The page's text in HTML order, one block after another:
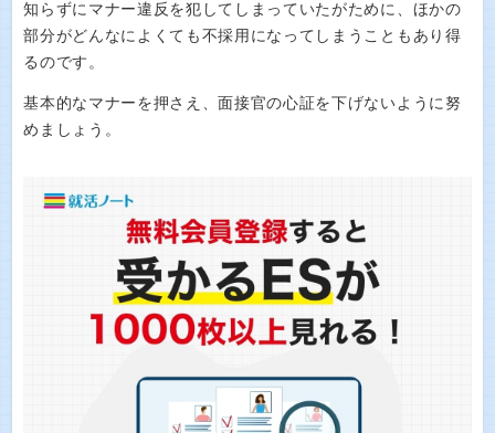
知らずにマナー違反を犯してしまっていたがために、ほかの
部分がどんなによくても不採用になってしまうこともあり得
るのです。
基本的なマナーを押さえ、面接官の心証を下げないように努
めましょう。